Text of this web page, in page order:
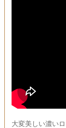
大変美しい濃い